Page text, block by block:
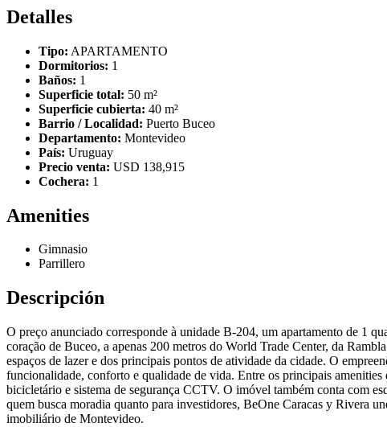
Detalles
Tipo: APARTAMENTO
Dormitorios: 1
Baños: 1
Superficie total: 50 m²
Superficie cubierta: 40 m²
Barrio / Localidad: Puerto Buceo
Departamento: Montevideo
País: Uruguay
Precio venta: USD 138,915
Cochera: 1
Amenities
Gimnasio
Parrillero
Descripción
O preço anunciado corresponde à unidade B-204, um apartamento de 1
coração de Buceo, a apenas 200 metros do World Trade Center, da
espaços de lazer e dos principais pontos de atividade da cidade. O
funcionalidade, conforto e qualidade de vida. Entre os principais
bicicletário e sistema de segurança CCTV. O imóvel também conta com
quem busca moradia quanto para investidores, BeOne Caracas y Rivera
imobiliário de Montevideo.